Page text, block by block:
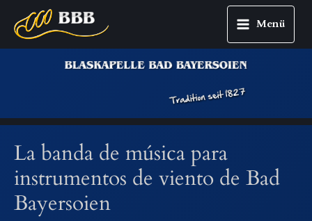
Main
Menu
Menü
La banda de música para
instrumentos de viento de Bad
Bayersoien